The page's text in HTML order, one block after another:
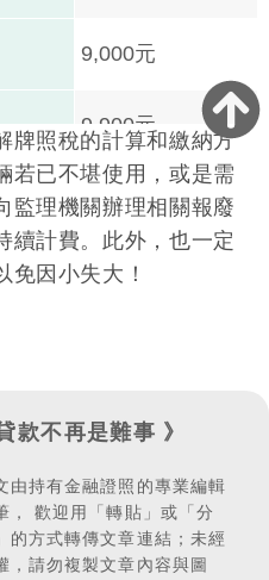
9,000元
9,900元
10,800元
11,700元
14,400元
15,300元
牌照稅的計算和繳納方
若已不堪使用，或是需
監理機關辦理相關報廢
續計費。此外，也一定
免因小失大！
款不再是難事 》
由持有金融證照的專業編輯
，
歡迎用「轉貼」或「分
的方式轉傳文章連結； 未經
，請勿複製文章內容與圖